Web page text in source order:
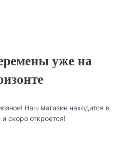
уже на
Наш магазин находится в
и скоро откроется!